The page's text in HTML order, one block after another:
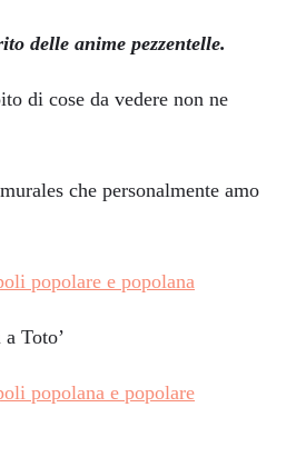
delle anime pezzentelle.
di cose da vedere non ne
che personalmente amo
Toto’